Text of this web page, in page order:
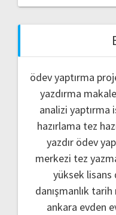
ödev yaptırma
yazdırma
analizi yaptırma
hazırlama tez
yazdır ödev
merkezi tez
yüksek lisans
danışmanlık tarih
ankara evden